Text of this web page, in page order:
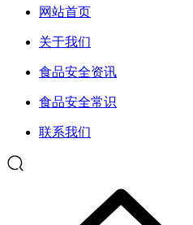
网站首页
关于我们
食品安全资讯
食品安全常识
联系我们